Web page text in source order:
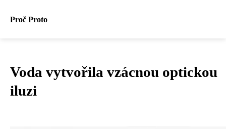
Proč Proto
Voda vytvořila vzácnou optickou
iluzi